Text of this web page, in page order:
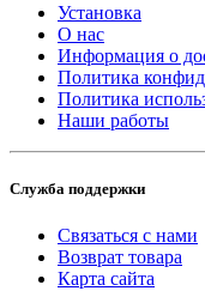
Установка
О нас
Информация о
Политика
Политика
Наши работы
Служба поддержки
Связаться с нами
Возврат товара
Карта сайта